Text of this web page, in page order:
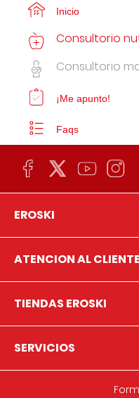
Inicio
Consultorio
Consultorio
¡Me apunto!
Faqs
EROSKI
ATENCION AL CLIENTE
TIENDAS EROSKI
SERVICIOS